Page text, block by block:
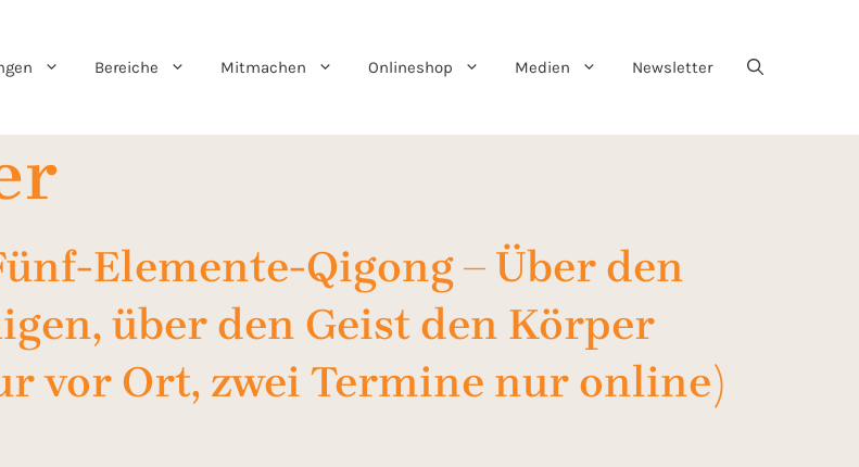
Bereiche Mitmachen Onlineshop Medien Newsletter
Elemente-Qigong – Über den
über den Geist den Körper
vor Ort, zwei Termine nur online)